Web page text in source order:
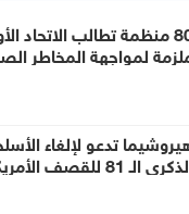
80 منظمة تطالب الاتحاد
لمواجهة المخاطر
تدعو لإلغاء
الـ 81 للقصف الأمريكي